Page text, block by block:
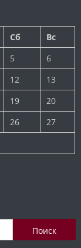
Сб
Вс
5
6
12
13
19
20
26
27
Найти: